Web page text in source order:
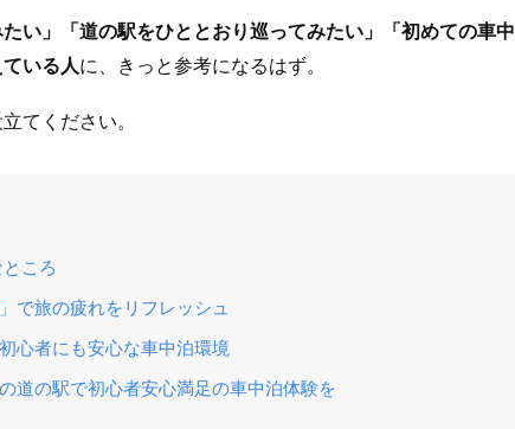
い」「道の駅をひととおり巡ってみたい」「初めての車中
いる人に、きっと参考になるはず。
てください。
ころ
で旅の疲れをリフレッシュ
心者にも安心な車中泊環境
道の駅で初心者安心満足の車中泊体験を